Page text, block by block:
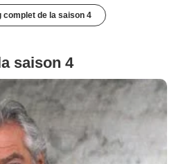
complet de la saison 4
saison 4